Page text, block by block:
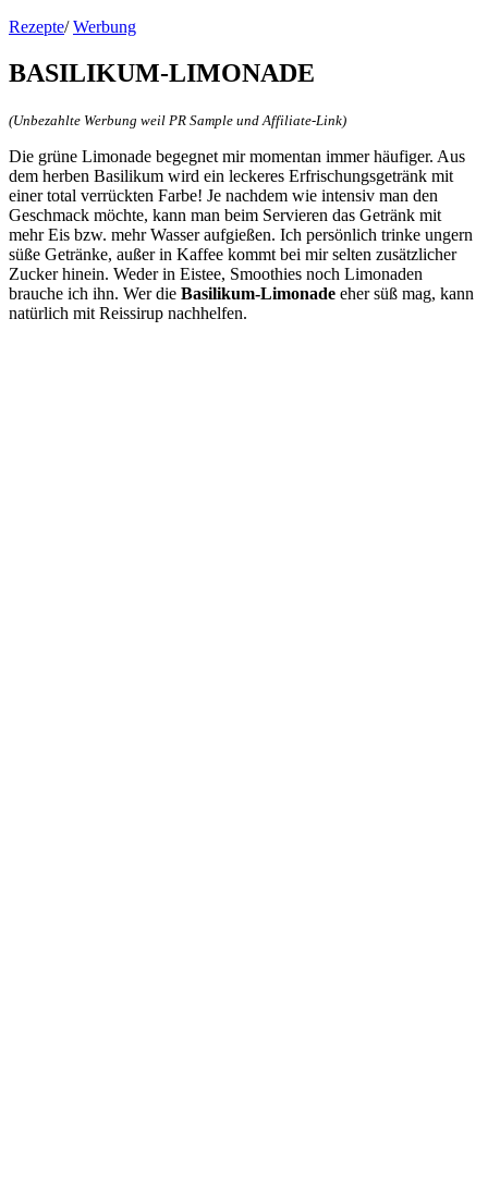
Rezepte/ Werbung
BASILIKUM-LIMONADE
(Unbezahlte Werbung weil PR Sample und Affiliate-Link)
Die grüne Limonade begegnet mir momentan immer häufiger. Aus
dem herben Basilikum wird ein leckeres Erfrischungsgetränk mit
einer total verrückten Farbe! Je nachdem wie intensiv man den
Geschmack möchte, kann man beim Servieren das Getränk mit
mehr Eis bzw. mehr Wasser aufgießen. Ich persönlich trinke ungern
süße Getränke, außer in Kaffee kommt bei mir selten zusätzlicher
Zucker hinein. Weder in Eistee, Smoothies noch Limonaden
brauche ich ihn. Wer die Basilikum-Limonade eher süß mag, kann
natürlich mit Reissirup nachhelfen.